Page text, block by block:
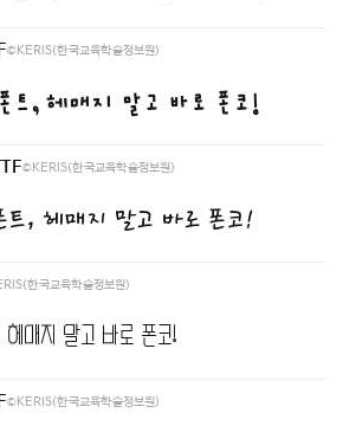
©KERIS(한국교육학술정보원)
트, 헤매지 말고 바로 폰코!
©KERIS(한국교육학술정보원)
트, 헤매지 말고 바로 폰코!
한국교육학술정보원)
매지 말고 바로 폰코!
©KERIS(한국교육학술정보원)